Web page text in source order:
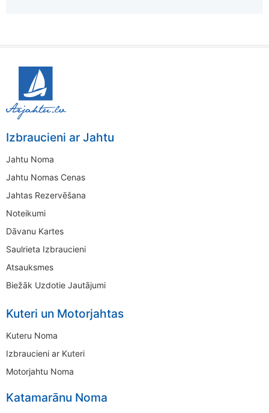
Izbraucieni ar Jahtu
Jahtu Noma
Jahtu Nomas Cenas
Jahtas Rezervēšana
Noteikumi
Dāvanu Kartes
Saulrieta Izbraucieni
Atsauksmes
Biežāk Uzdotie Jautājumi
Kuteri un Motorjahtas
Kuteru Noma
Izbraucieni ar Kuteri
Motorjahtu Noma
Katamarānu Noma